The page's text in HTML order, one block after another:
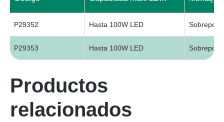
P29352 Hasta 100W LED
P29353 Hasta 100W LED
Productos
relacionados